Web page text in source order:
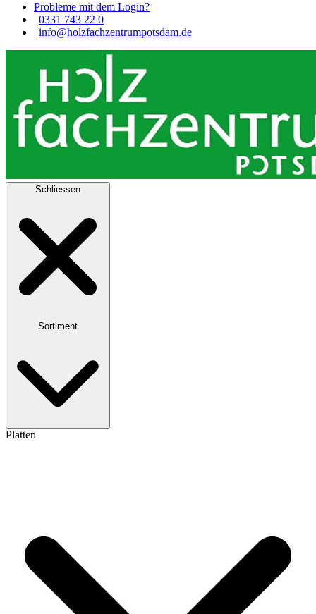
Probleme mit dem Login?
| 0331 743 22 0
| info@holzfachzentrumpotsdam.de
Schliessen
Sortiment
Platten